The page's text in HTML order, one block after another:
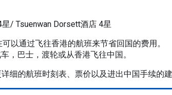
/ Tsuenwan Dorsett酒店 4星
以通过飞往香港的航班来节省回国的费用。
，巴士，渡轮或从香港飞往中国。
细的航班时刻表、票价以及进出中国手续的